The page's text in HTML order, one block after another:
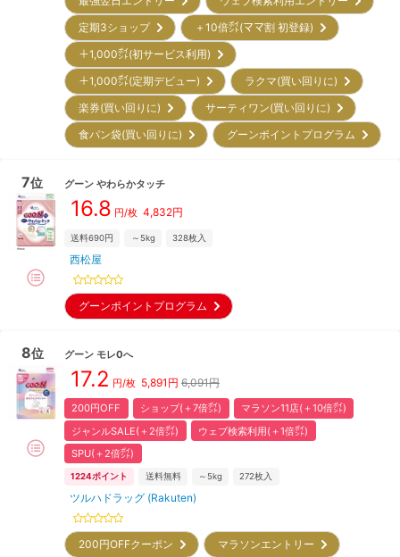
定期3ショップ
＋10倍㌽(ママ割 初登録)
＋1,000㌽(初サービス利用)
＋1,000㌽(定期デビュー)
ラクマ(買い回りに)
楽券(買い回りに)
サーティワン(買い回りに)
食パン袋(買い回りに)
グーンポイントプログラム
7位 グーン やわらかタッチ
16.8 円/枚 4,832円
送料690円 ～5kg 328枚入
西松屋
グーンポイントプログラム
8位 グーン モレ0へ
17.2 円/枚 5,891 円 6,091円
200円OFF ショップ(＋7倍㌽)
マラソン11店(＋10倍㌽)
ジャンルSALE(＋2倍㌽)
ウェブ検索利用(＋1倍㌽)
SPU(＋2倍㌽)
1224ポイント 送料無料 ～5kg 272枚入
ツルハドラッグ (Rakuten)
200円OFFクーポン
マラソンエントリー